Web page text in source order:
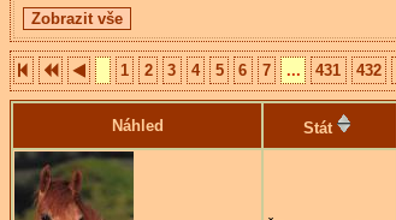
1 2 3 4 5 6 7 ... 431 432
Náhled Stát